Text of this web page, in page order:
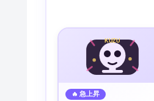
KUZU
🔥 急上昇